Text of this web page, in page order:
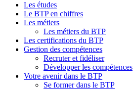
Les études
Le BTP en chiffres
Les métiers
Les métiers du BTP
Les certifications du BTP
Gestion des compétences
Recruter et fidéliser
Développer les compétences
Votre avenir dans le BTP
Se former dans le BTP